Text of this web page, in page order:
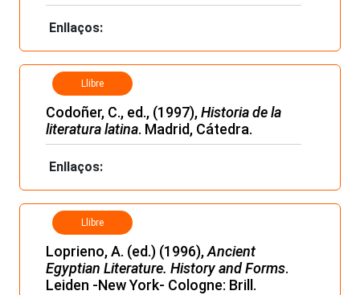
Enllaços:
Llibre
Codoñer, C., ed., (1997),Historia de la
literatura latina. Madrid, Cátedra.
Enllaços:
Llibre
Loprieno, A. (ed.) (1996),Ancient
Egyptian Literature. History and Forms.
Leiden -New York- Cologne: Brill.